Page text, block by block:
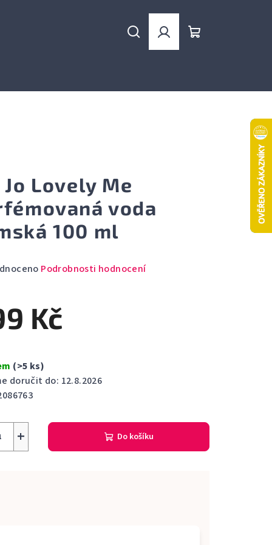
HledatPřihlášení
Jo Lovely Me
voda
100 ml
Podrobnosti hodnocení
Kč
(>5 ks)
doručit do: 12.8.2026
+ Do košíku